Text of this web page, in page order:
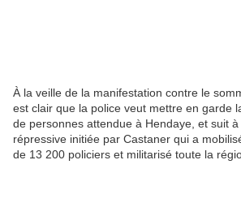
À la veille de la manifestation contre le
est clair que la police veut mettre en garde
de personnes attendue à Hendaye, et suit
répressive initiée par Castaner qui a
de 13 200 policiers et militarisé toute la